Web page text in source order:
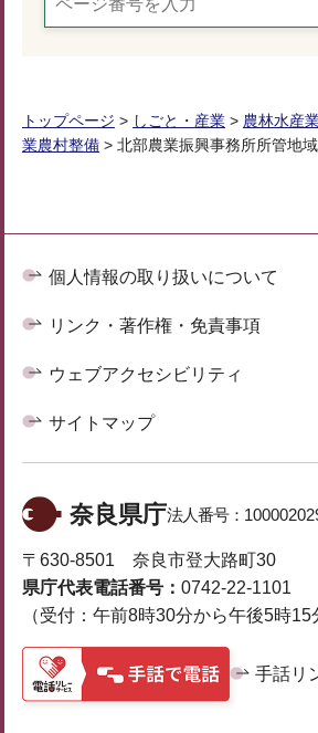
トップページ > しごと・産業 > 農林水産
業農村整備 > 北部農業振興事務所所管地
個人情報の取り扱いについて
リンク・著作権・免責事項
ウェブアクセシビリティ
サイトマップ
奈良県庁法人番号：
〒630-8501 奈良市登大路町30
県庁代表電話番号： 0742-22-1101
（受付：午前8時30分から午後5時15
手話リ